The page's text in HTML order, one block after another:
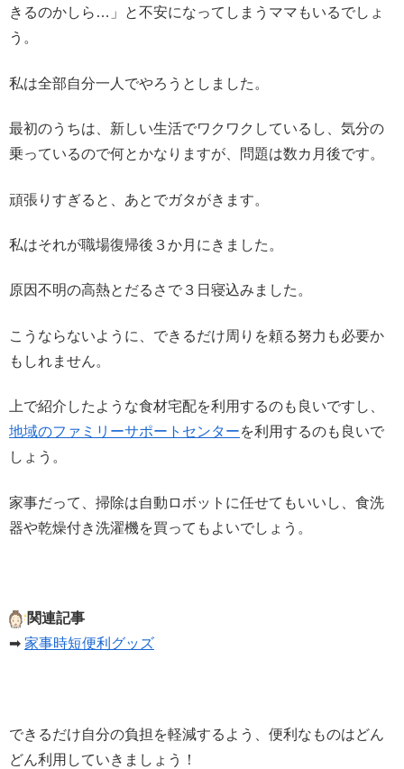
きるのかしら…」と不安になってしまうママもいるでしょ
う。
私は全部自分一人でやろうとしました。
最初のうちは、新しい生活でワクワクしているし、気分の
乗っているので何とかなりますが、問題は数カ月後です。
頑張りすぎると、あとでガタがきます。
私はそれが職場復帰後３か月にきました。
原因不明の高熱とだるさで３日寝込みました。
こうならないように、できるだけ周りを頼る努力も必要か
もしれません。
上で紹介したような食材宅配を利用するのも良いですし、
地域のファミリーサポートセンターを利用するのも良いで
しょう。
家事だって、掃除は自動ロボットに任せてもいいし、食洗
器や乾燥付き洗濯機を買ってもよいでしょう。
関連記事
➡ 家事時短便利グッズ
できるだけ自分の負担を軽減するよう、便利なものはどん
どん利用していきましょう！